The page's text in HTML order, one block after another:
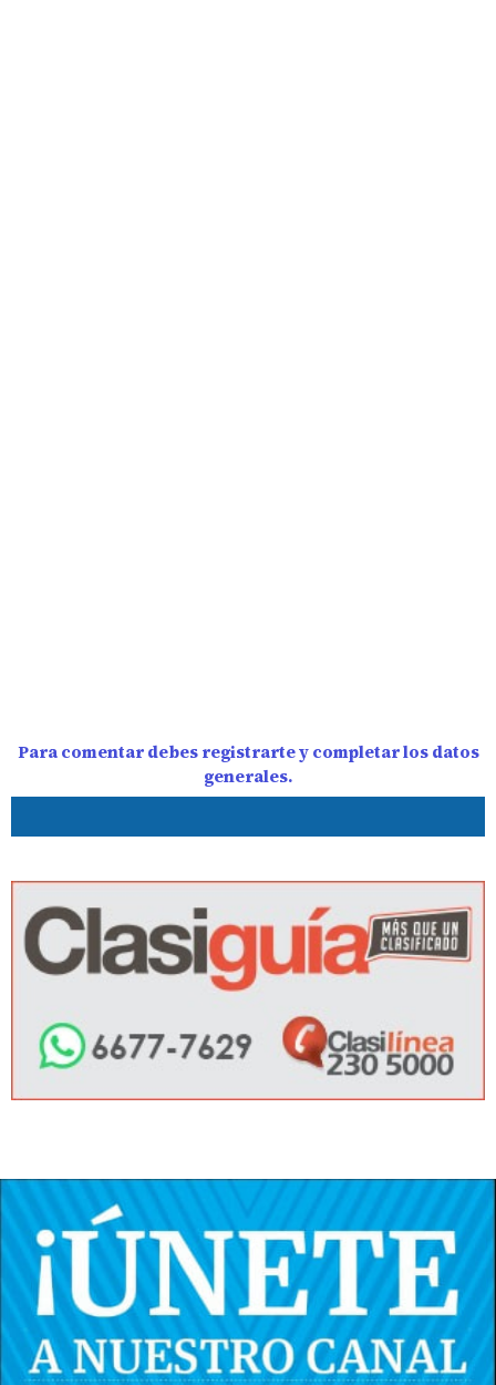
Para comentar debes registrarte y completar los datos
generales.